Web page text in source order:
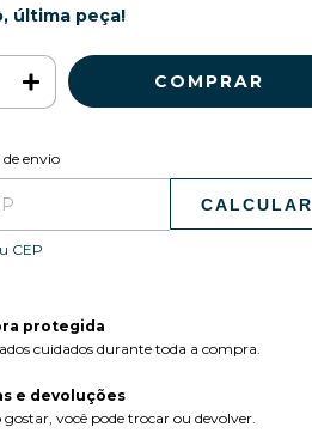
última peça!
o CEP:
de envio
CALCULAR
CEP
protegida
cuidados durante toda a compra.
e devoluções
gostar, você pode trocar ou devolver.